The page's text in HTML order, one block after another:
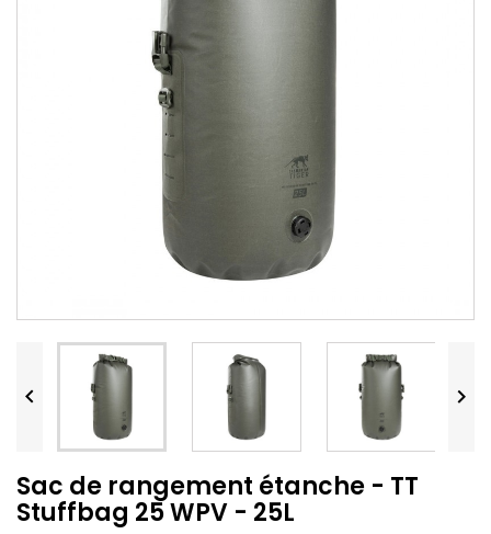
 
Sac de rangement étanche - TT
Stuffbag 25 WPV - 25L